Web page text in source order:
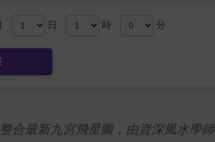
日 時 分
合最新九宮飛星圖，由資深風水學師